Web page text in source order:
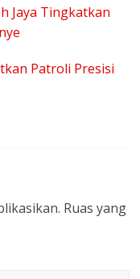
Jaya Tingkatkan
Patroli Presisi
Ruas yang